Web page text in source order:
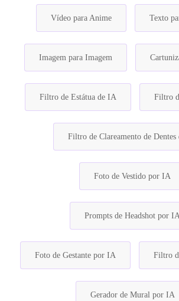
Vídeo para Anime Texto
Imagem para Imagem
Filtro de Estátua de IA Filtro
Filtro de Clareamento de Dentes
Foto de Vestido por IA
Prompts de Headshot por IA
Foto de Gestante por IA Filtro
Gerador de Mural por IA